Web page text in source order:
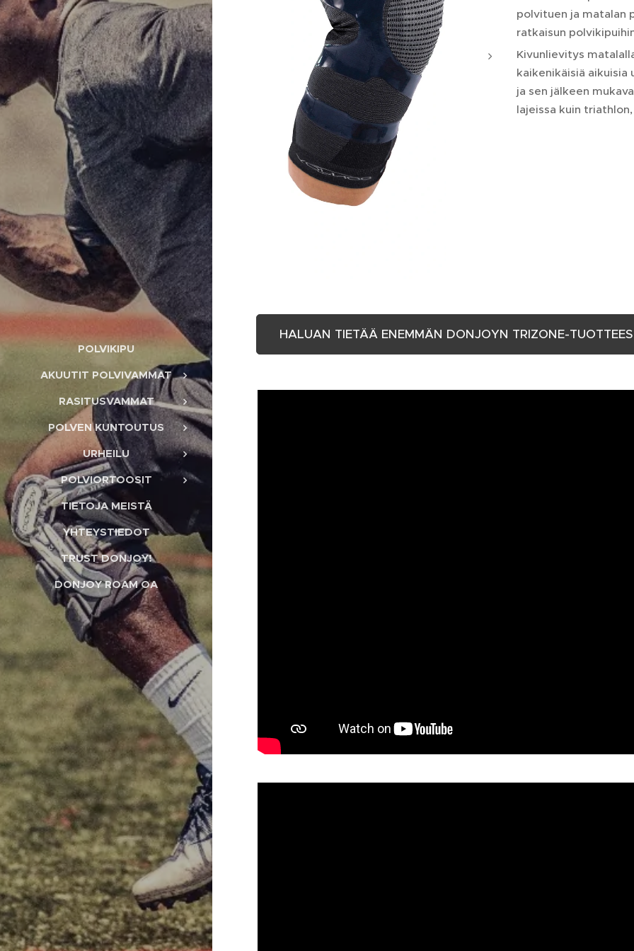
POLVIKIPU
AKUUTIT POLVIVAMMAT
RASITUSVAMMAT
POLVEN KUNTOUTUS
URHEILU
POLVIORTOOSIT
TIETOJA MEISTÄ
YHTEYSTIEDOT
TRUST DONJOY!
DONJOY ROAM OA
polvituen ja matalan
ratkaisun
Kivunlievitys
kaikenikäisiä
ja sen jälkeen
lajeissa kuin
HALUAN TIETÄÄ ENEMMÄN DONJOYN TRIZONE-